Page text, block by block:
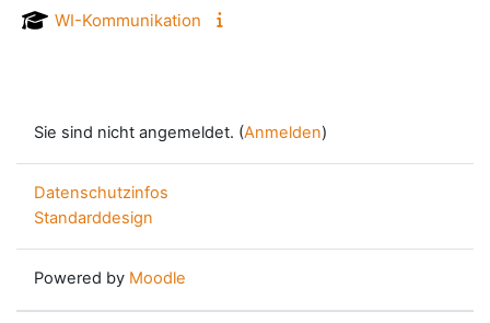
WI-Kommunikation
Sie sind nicht angemeldet. (Anmelden)
Datenschutzinfos
Standarddesign
Powered by Moodle